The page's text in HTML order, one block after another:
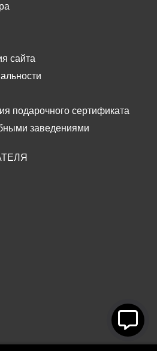
сайта
подарочного сертификата
заведениями